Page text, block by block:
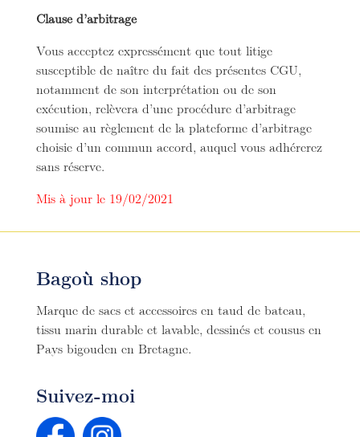
Clause d’arbitrage
Vous acceptez expressément que tout litige
susceptible de naître du fait des présentes CGU,
notamment de son interprétation ou de son
exécution, relèvera d’une procédure d’arbitrage
soumise au règlement de la plateforme d’arbitrage
choisie d’un commun accord, auquel vous adhérerez
sans réserve.
Mis à jour le 19/02/2021
Bagoù shop
Marque de sacs et accessoires en taud de bateau,
tissu marin durable et lavable, dessinés et cousus en
Pays bigouden en Bretagne.
Suivez-moi